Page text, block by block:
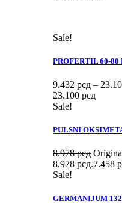
Sale!
PROFERTIL 60-80
9.432 рсд –
23.100 рсд
Sale!
PULSNI
8.978рсд
8.978 рсд.7.458
Sale!
GERMANIJUM